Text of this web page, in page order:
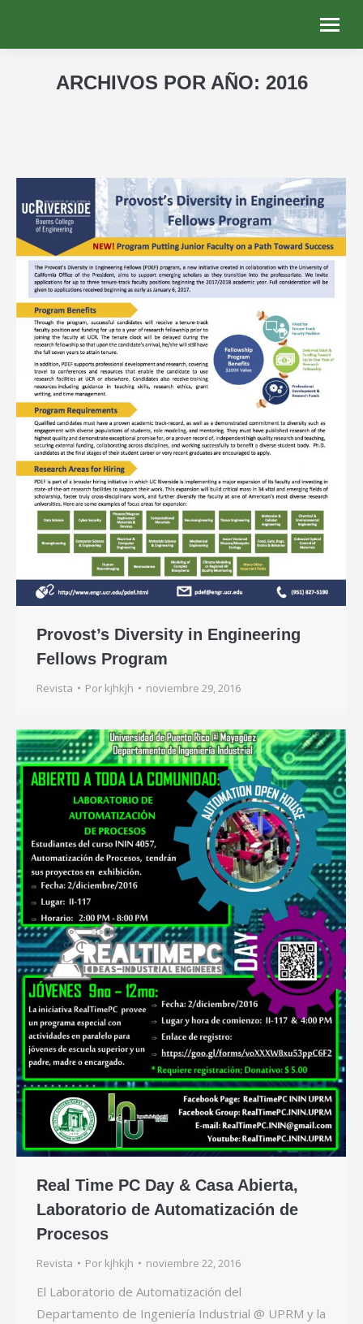
ARCHIVOS POR AÑO: 2016
Provost’s Diversity in Engineering
Fellows Program
Revista Por kjhkjh noviembre 29, 2016
Real Time PC Day & Casa Abierta,
Laboratorio de Automatización de
Procesos
Revista Por kjhkjh noviembre 22, 2016
El Laboratorio de Automatización del
Departamento de Ingeniería Industrial @ UPRM y la